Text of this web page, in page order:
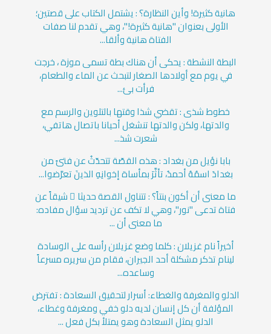
هانية كثيرة! وأين النظارة؟ : يشتمل الكتاب على قصتين؛
الأولى بعنوان "هانية كثيرة!"، وهي تقدم لنا صفات
الفتاة هانية وألقا...
البطة النشطة : يحكى أن هناك بطة تسمى موزة ، خرجت
في يوم مع أولادها الصغار لتبحث عن الماء والطعام،
فرأت بئ...
خطوط شذى : تقضي شذا وقتها بالتلوين والرسم مع
والدتها، ولكن والدتها تنشغل أحيانا باتصال هاتفي،
شعرت شذ...
بابا نؤيل من بغداد : هذه القصّة تتحدّثُ عن فتىً من
بغدادَ اسمُهُ أحمدُ، تأثَّرَ بمأساة إخوانِهِ الذينَ تعرَّضوا...
ما معنى أن أكون بنتاً؟ : تتناول القصة حديثا ً شيقاً عن
فتاة تدعى "نور"، وهي لا تكف عن ترديد سؤال مفاده:
ما معنى أن ...
أخيراً نام غزيلان : كلما وضع غزيلان رأسه على الوسادة
لينام تذكر مشكلة أحد الجيران، فقام من سريره مسرعاً
وساعده...
الدلو والمغرفة والغطاء: أسرار لتحقيق السعادة : تفترض
المؤلفة أن كل إنسان لديه دلو خفي ومغرفة وغطاء،
الدلو يمثل السعادة وهو يمتلأ بكل فعل ...